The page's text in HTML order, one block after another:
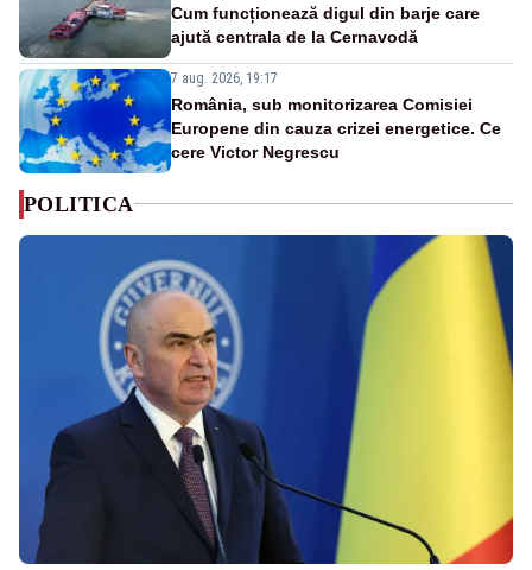
Cum funcționează digul din barje care
ajută centrala de la Cernavodă
7 aug. 2026, 19:17
România, sub monitorizarea Comisiei
Europene din cauza crizei energetice. Ce
cere Victor Negrescu
POLITICA